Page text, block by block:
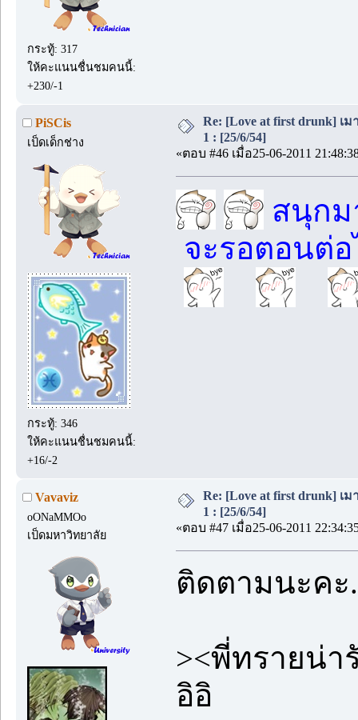
กระทู้: 317
ให้คะแนนชื่นชมคนนี้:
+230/-1
PiSCis
เป็ดเด็กช่าง
กระทู้: 346
ให้คะแนนชื่นชมคนนี้:
+16/-2
Re: [Love at first drunk] เ
1 : [25/6/54]
«ตอบ #46 เมื่อ25-06-2011
สนุก
จะรอตอนต่
Vavaviz
oONaMMOo
เป็ดมหาวิทยาลัย
Re: [Love at first drunk] เ
1 : [25/6/54]
«ตอบ #47 เมื่อ25-06-2011
ติดตามนะคะ
><พี่ทรายน่า
อิอิ